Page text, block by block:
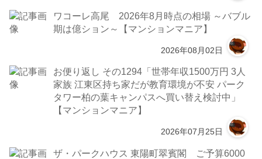
ワコーレ高尾 2026年8月時点の相場 ～バブル
期は億ション～【マンションマニア】
2026年08月02日
お便り返し その1294「世帯年収1500万円 3人
家族 江東区持ち家だが教育環境が不安 パーク
タワー柏の葉キャンパスへ買い替え検討中」
【マンションマニア】
2026年07月25日
ザ・パークハウス 東陽町翠賓閣 ご予算6000